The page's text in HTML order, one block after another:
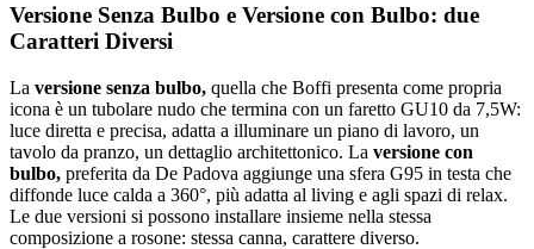
Versione Senza Bulbo e Versione con Bulbo: due
Caratteri Diversi
La versione senza bulbo, quella che Boffi presenta come propria
icona è un tubolare nudo che termina con un faretto GU10 da 7,5W:
luce diretta e precisa, adatta a illuminare un piano di lavoro, un
tavolo da pranzo, un dettaglio architettonico. La versione con
bulbo, preferita da De Padova aggiunge una sfera G95 in testa che
diffonde luce calda a 360°, più adatta al living e agli spazi di relax.
Le due versioni si possono installare insieme nella stessa
composizione a rosone: stessa canna, carattere diverso.